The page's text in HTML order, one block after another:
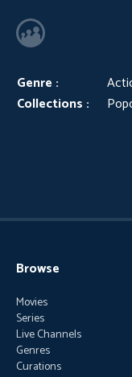
Genre :
Collections :
Browse
Movies
Series
Live Channels
Genres
Curations